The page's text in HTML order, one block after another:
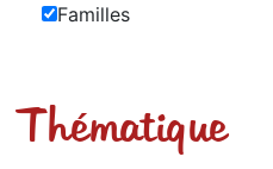
Familles
Thématique